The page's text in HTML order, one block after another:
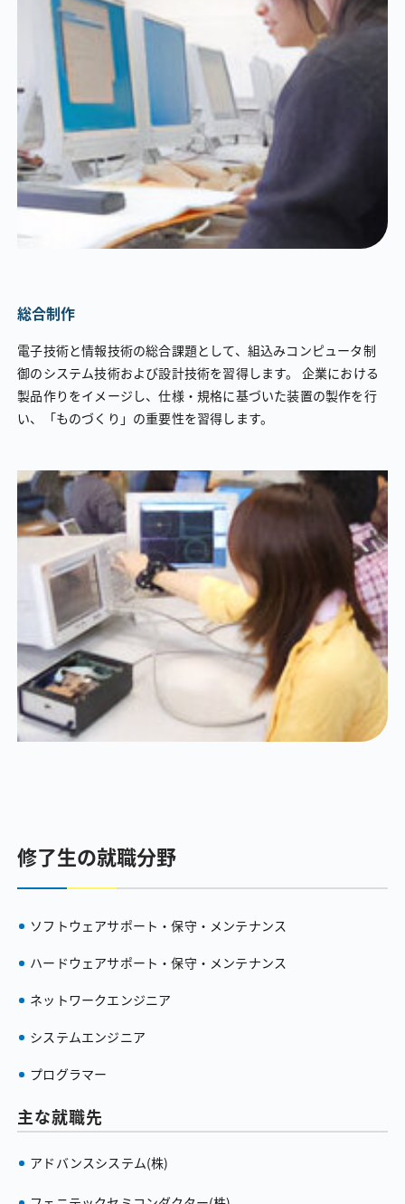
総合制作
電子技術と情報技術の総合課題として、組込みコンピュータ制
御のシステム技術および設計技術を習得します。 企業における
製品作りをイメージし、仕様・規格に基づいた装置の製作を行
い、「ものづくり」の重要性を習得します。
修了生の就職分野
ソフトウェアサポート・保守・メンテナンス
ハードウェアサポート・保守・メンテナンス
ネットワークエンジニア
システムエンジニア
プログラマー
主な就職先
アドバンスシステム（株）